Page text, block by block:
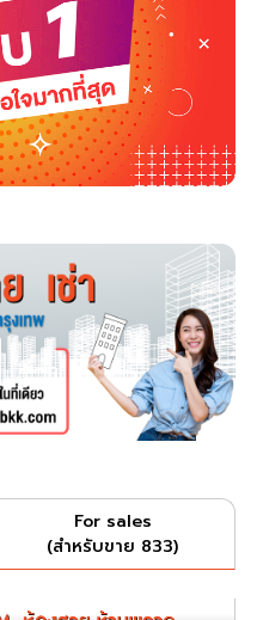
For sales
(สำหรับขาย 833)